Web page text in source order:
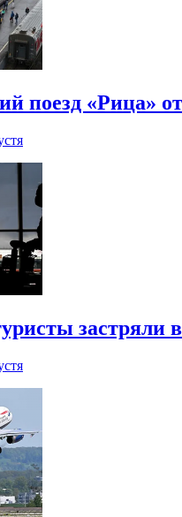
поезд «Рица»
застряли